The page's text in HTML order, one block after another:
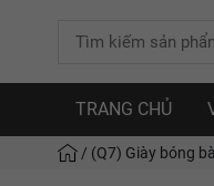
TRANG CHỦ
/ (Q7) Giày bóng